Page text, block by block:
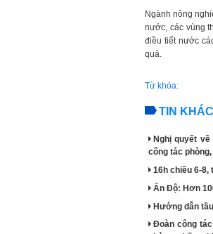
Ngành nông
nước, các vùng
điều tiết nước
quả.
Từ khóa:
TIN KHÁC
Nghị quyết
công tác
16h chiều 6-8,
Ấn Độ: Hơn
Hướng dẫn
Đoàn công